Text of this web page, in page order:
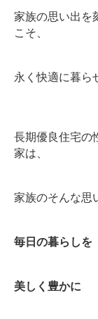
家族の思い出を
こそ、
永く快適に暮ら
長期優良住宅の
家は、
家族のそんな思
毎日の暮らしを
美しく豊かに